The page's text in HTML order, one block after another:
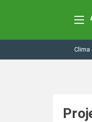
Clima